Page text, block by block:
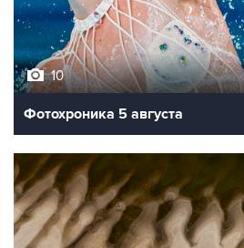
10
Фотохроника 5 августа